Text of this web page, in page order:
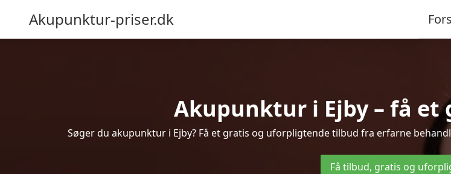
Akupunktur-priser.dk
Akupunktur i Ejby – få
Søger du akupunktur i Ejby? Få et gratis og uforpligtende tilbud fra erfarne
Få tilbud, gratis og